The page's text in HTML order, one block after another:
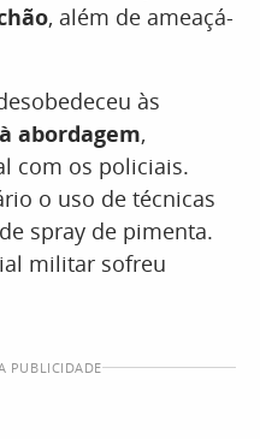
, além de ameaçá-
às
abordagem,
com os policiais.
o uso de técnicas
spray de pimenta.
militar sofreu
PUBLICIDADE